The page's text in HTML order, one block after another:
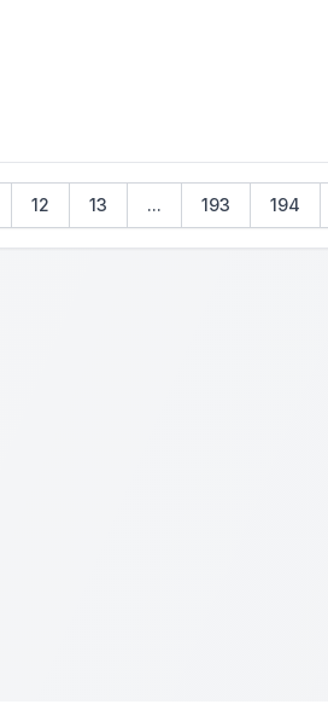
12 13 ... 193 194